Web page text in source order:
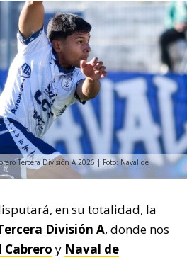
Tercera División A 2026 | Foto: Naval de
en su totalidad, la
División A, donde nos
Cabrero y Naval de